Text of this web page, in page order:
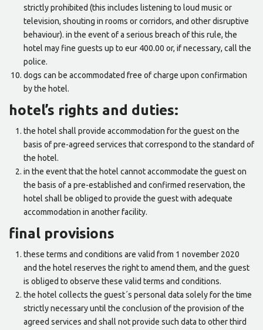
strictly prohibited (this includes listening to loud music or
television, shouting in rooms or corridors, and other disruptive
behaviour). in the event of a serious breach of this rule, the
hotel may fine guests up to eur 400.00 or, if necessary, call the
police.
dogs can be accommodated free of charge upon confirmation
by the hotel.
hotel’s rights and duties:
the hotel shall provide accommodation for the guest on the
basis of pre-agreed services that correspond to the standard of
the hotel.
in the event that the hotel cannot accommodate the guest on
the basis of a pre-established and confirmed reservation, the
hotel shall be obliged to provide the guest with adequate
accommodation in another facility.
final provisions
these terms and conditions are valid from 1 november 2020
and the hotel reserves the right to amend them, and the guest
is obliged to observe these valid terms and conditions.
the hotel collects the guest´s personal data solely for the time
strictly necessary until the conclusion of the provision of the
agreed services and shall not provide such data to other third